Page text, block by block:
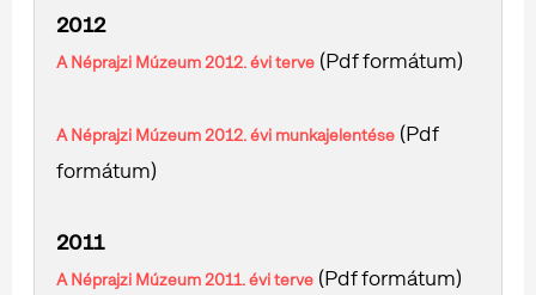
2012
A Néprajzi Múzeum 2012. évi terve (Pdf formátum)
A Néprajzi Múzeum 2012. évi munkajelentése (Pdf
formátum)
2011
A Néprajzi Múzeum 2011. évi terve (Pdf formátum)